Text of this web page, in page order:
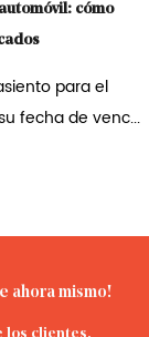
cómo
para el
de venc...
ahora mismo!
los clientes,